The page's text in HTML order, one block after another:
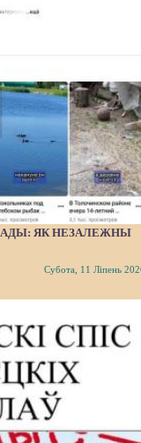
ЯК НЕЗАЛЕЖНЫ
Субота, 11 Ліпень